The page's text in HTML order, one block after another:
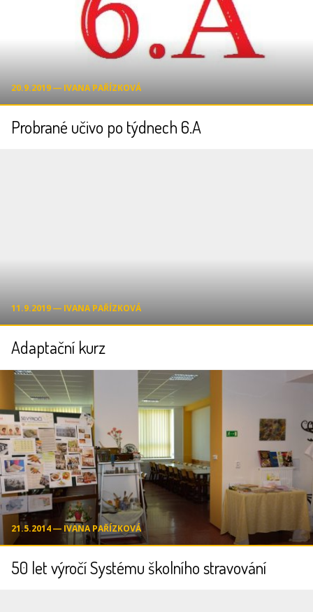
20.9.2019 ― IVANA PAŘÍZKOVÁ
Probrané učivo po týdnech 6.A
11.9.2019 ― IVANA PAŘÍZKOVÁ
Adaptační kurz
21.5.2014 ― IVANA PAŘÍZKOVÁ
50 let výročí Systému školního stravování